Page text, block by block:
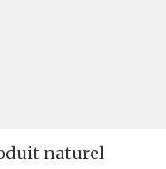
naturel